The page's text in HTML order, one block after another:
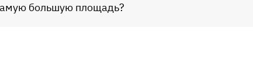
большую площадь?